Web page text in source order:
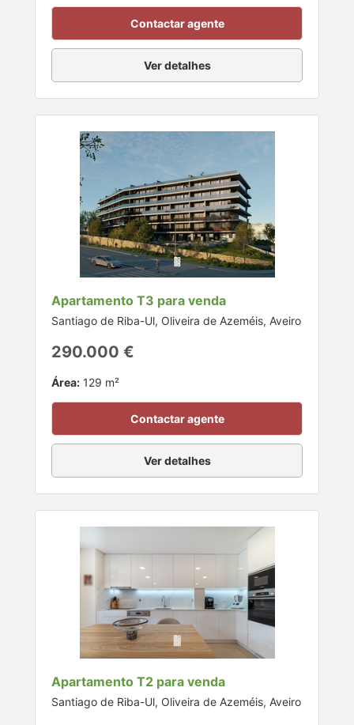
Contactar agente
Ver detalhes
Apartamento T3 para venda
Santiago de Riba-Ul, Oliveira de Azeméis, Aveiro
290.000 €
Área: 129 m²
Contactar agente
Ver detalhes
Apartamento T2 para venda
Santiago de Riba-Ul, Oliveira de Azeméis, Aveiro